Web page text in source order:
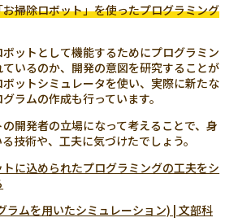
掃除ロボット」を使ったプログラミング
ットとして機能するためにプログラミン
いるのか、開発の意図を研究することが
ットシミュレータを使い、実際に新たな
ラムの作成も行っています。
開発者の立場になって考えることで、身
技術や、工夫に気づけたでしょう。
トに込められたプログラミングの工夫をシ
ラムを用いたシミュレーション) | 文部科